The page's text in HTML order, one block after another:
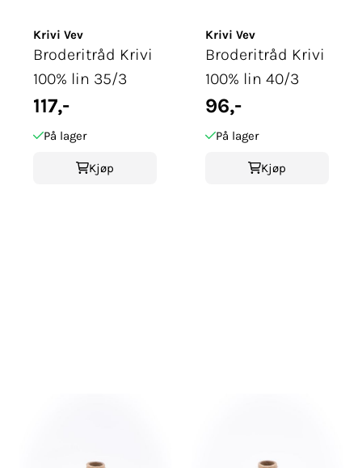
Krivi Vev
Broderitråd Krivi
100% lin 35/3
117,-
På lager
Kjøp
Krivi Vev
Broderitråd Krivi
100% lin 40/3
96,-
På lager
Kjøp